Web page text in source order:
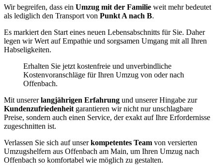
Wir begreifen, dass ein Umzug mit der Familie weit mehr bedeutet
als lediglich den Transport von Punkt A nach B.
Es markiert den Start eines neuen Lebensabschnitts für Sie. Daher
legen wir Wert auf Empathie und sorgsamen Umgang mit all Ihren
Habseligkeiten.
Erhalten Sie jetzt kostenfreie und unverbindliche
Kostenvoranschläge für Ihren Umzug von oder nach
Offenbach.
Mit unsererlangjährigen Erfahrung und unserer Hingabe zur
Kundenzufriedenheit garantieren wir nicht nur unschlagbare
Preise, sondern auch einen Service, der exakt auf Ihre Erfordernisse
zugeschnitten ist.
Verlassen Sie sich auf unserkompetentes Team von versierten
Umzugshelfern aus Offenbach am Main, um Ihren Umzug nach
Offenbach so komfortabel wie möglich zu gestalten.